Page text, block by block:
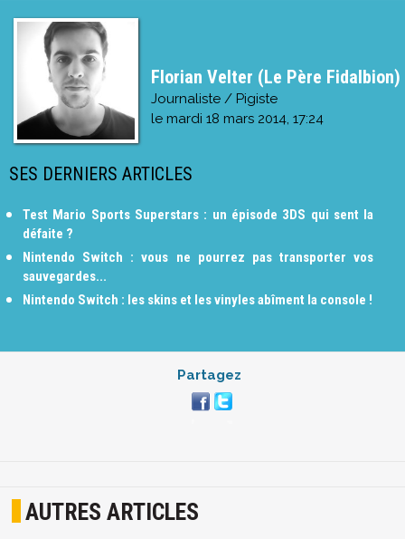
Florian Velter (Le Père Fidalbion)
Journaliste / Pigiste
le mardi 18 mars 2014, 17:24
SES DERNIERS ARTICLES
Test Mario Sports Superstars : un épisode 3DS qui sent la
défaite ?
Nintendo Switch : vous ne pourrez pas transporter vos
sauvegardes...
Nintendo Switch : les skins et les vinyles abîment la console !
Partagez
AUTRES ARTICLES